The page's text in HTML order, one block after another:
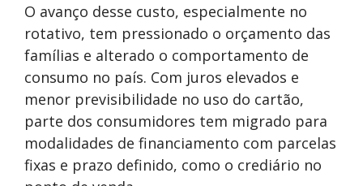
O avanço desse custo, especialmente no
rotativo, tem pressionado o orçamento das
famílias e alterado o comportamento de
consumo no país. Com juros elevados e
menor previsibilidade no uso do cartão,
parte dos consumidores tem migrado para
modalidades de financiamento com parcelas
fixas e prazo definido, como o crediário no